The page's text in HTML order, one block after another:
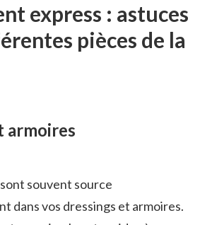
express : astuces
pièces de la
armoires
souvent source
dans vos dressings et armoires.